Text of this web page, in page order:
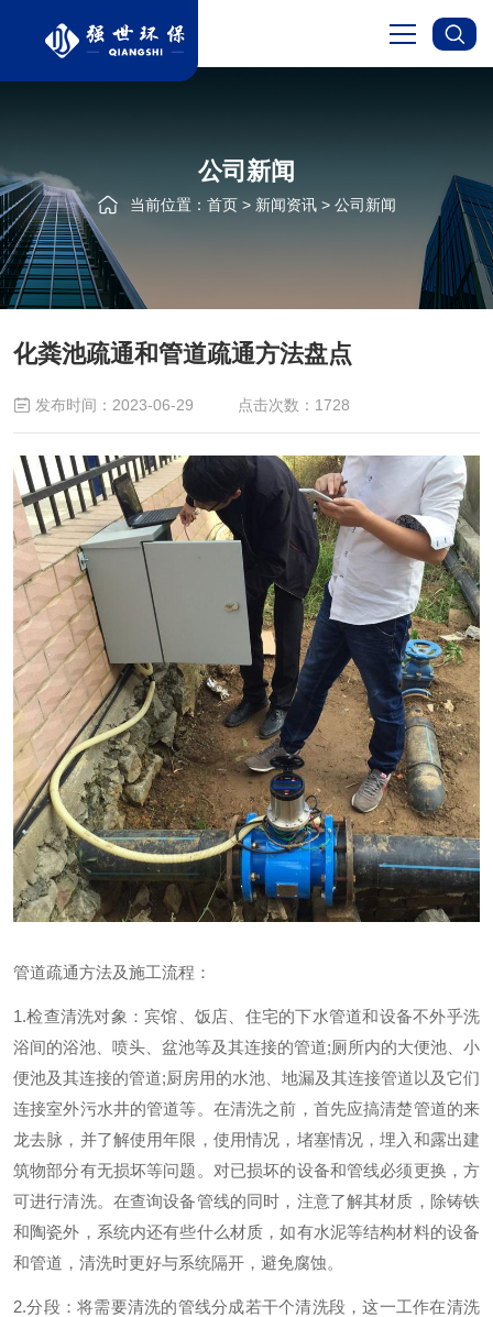
关于我们
新闻资讯
联系我们
公司新闻
当前位置： 首页 > 新闻资讯 > 公司新闻
化粪池疏通和管道疏通方法盘点
发布时间：2023-06-29 点击次数：1728
管道疏通方法及施工流程：
1.检查清洗对象：宾馆、饭店、住宅的下水管道和设备不外乎洗
浴间的浴池、喷头、盆池等及其连接的管道;厕所内的大便池、小
便池及其连接的管道;厨房用的水池、地漏及其连接管道以及它们
连接室外污水井的管道等。在清洗之前，首先应搞清楚管道的来
龙去脉，并了解使用年限，使用情况，堵塞情况，埋入和露出建
筑物部分有无损坏等问题。对已损坏的设备和管线必须更换，方
可进行清洗。在查询设备管线的同时，注意了解其材质，除铸铁
和陶瓷外，系统内还有些什么材质，如有水泥等结构材料的设备
和管道，清洗时更好与系统隔开，避免腐蚀。
2.分段：将需要清洗的管线分成若干个清洗段，这一工作在清洗